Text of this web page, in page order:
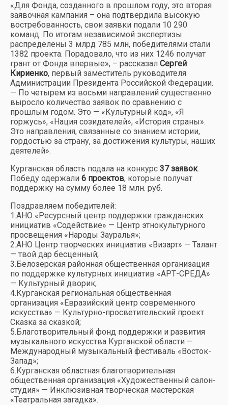
«Для Фонда, созданного в прошлом году, это вторая
заявочная кампания – она подтвердила высокую
востребованность, свои заявки подали 10 290
команд. По итогам независимой экспертизы
распределены 3 млрд 785 млн, победителями стали
1382 проекта. Порадовало, что из них 1246 получат
грант от Фонда впервые», – рассказал Сергей
Кириенко, первый заместитель руководителя
Администрации Президента Российской Федерации.
— По четырем из восьми направлений существенно
выросло количество заявок по сравнению с
прошлым годом. Это — «Культурный код», «Я
горжусь», «Нация созидателей», «История страны».
Это направления, связанные со знанием истории,
гордостью за страну, за достижения культуры, наших
деятелей».
Курганская область подала на конкурс 37 заявок.
Победу одержали 6 проектов, которые получат
поддержку на сумму более 18 млн. руб.
Поздравляем победителей:
1.АНО «Ресурсный центр поддержки гражданских
инициатив «Содействие» — Центр этнокультурного
просвещения «Народы Зауралья»;
2.АНО Центр творческих инициатив «Визарт» — Талант
— твой дар бесценный;
3.Белозерская районная общественная организация
по поддержке культурных инициатив «АРТ-СРЕДА»
— Культурный дворик;
4.Курганская региональная общественная
организация «Евразийский центр современного
искусства» — Культурно-просветительский проект
Сказка за сказкой;
5.Благотворительный фонд поддержки и развития
музыкального искусства Курганской области —
Международный музыкальный фестиваль «Восток-
Запад»;
6.Курганская областная благотворительная
общественная организация «Художественный салон-
студия» — Инклюзивная творческая мастерская
«Театральная загадка».